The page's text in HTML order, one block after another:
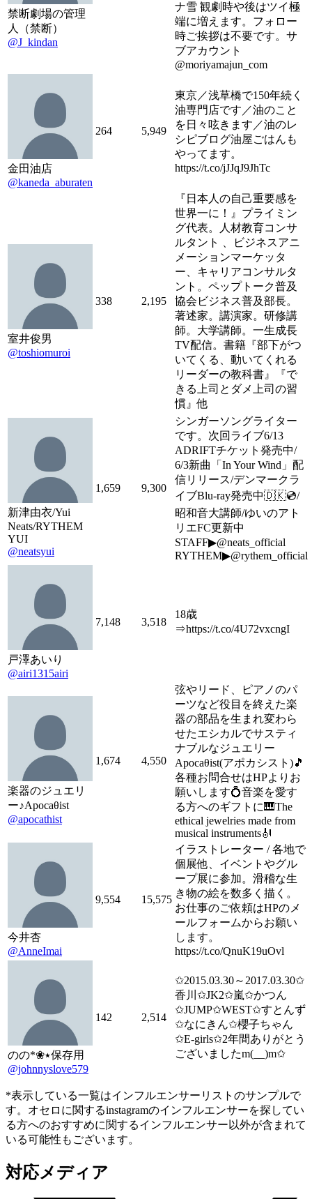
禁断劇場の管理
人（禁断）
@J_kindan
ナ雪 観劇時や後はツイ極
端に増えます。フォロー
時ご挨拶は不要です。サ
ブアカウント
@moriyamajun_com
金田油店
@kaneda_aburaten
264 5,949
東京／浅草橋で150年続く
油専門店です／油のこと
を日々呟きます／油のレ
シピブログ油屋ごはんも
やってます。
https://t.co/jJJqJ9JhTc
室井俊男
@toshiomuroi
338 2,195
『日本人の自己重要感を
世界一に！』プライミン
グ代表。人材教育コンサ
ルタント 、ビジネスアニ
メーションマーケッタ
ー、キャリアコンサルタ
ント。ペップトーク普及
協会ビジネス普及部長。
著述家。講演家。研修講
師。大学講師。一生成長
TV配信。書籍『部下がつ
いてくる、動いてくれる
リーダーの教科書』『で
きる上司とダメ上司の習
慣』他
新津由衣/Yui
Neats/RYTHEM
YUI
@neatsyui
1,659 9,300
シンガーソングライター
です。次回ライブ6/13
ADRIFTチケット発売中/
6/3新曲「In Your Wind」配
信リリース/デンマークラ
イブBlu-ray発売中🇩🇰💿/
昭和音大講師/ゆいのアト
リエFC更新中
STAFF▶︎@neats_official
RYTHEM▶︎@rythem_official
戸澤あいり
@airi1315airi
7,148 3,518
18歳
⇒https://t.co/4U72vxcngI
楽器のジュエリ
ー♪Apocaθist
@apocathist
1,674 4,550
弦やリード、ピアノのパ
ーツなど役目を終えた楽
器の部品を生まれ変わら
せたエシカルでサスティ
ナブルなジュエリー
Apocaθist(アポカシスト)🎵
各種お問合せはHPよりお
願いします💍音楽を愛す
る方へのギフトに🎹The
ethical jewelries made from
musical instruments🎻
今井杏
@AnneImai
9,554 15,575
イラストレーター / 各地で
個展他、イベントやグル
ープ展に参加。滑稽な生
き物の絵を数多く描く。
お仕事のご依頼はHPのメ
ールフォームからお願い
します。
https://t.co/QnuK19uOvl
のの*❀٭保存用
@johnnyslove579
142 2,514
✩2015.03.30～2017.03.30✩
香川✩JK2✩嵐✩かつん
✩JUMP✩WEST✩すとんず
✩なにきん✩櫻子ちゃん
✩E-girls✩2年間ありがとう
ございましたm(__)m✩
*表示している一覧はインフルエンサーリストのサンプルで
す。オセロに関するinstagramのインフルエンサーを探してい
る方へのおすすめに関するインフルエンサー以外が含まれて
いる可能性もございます。
対応メディア